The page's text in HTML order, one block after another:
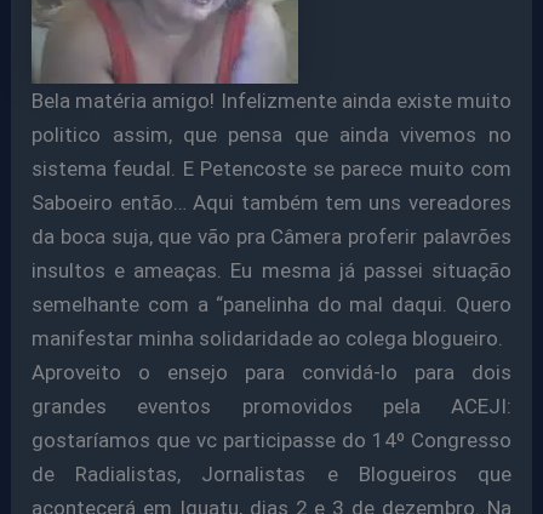
Bela matéria amigo! Infelizmente ainda existe muito
politico assim, que pensa que ainda vivemos no
sistema feudal. E Petencoste se parece muito com
Saboeiro então… Aqui também tem uns vereadores
da boca suja, que vão pra Câmera proferir palavrões
insultos e ameaças. Eu mesma já passei situação
semelhante com a “panelinha do mal daqui. Quero
manifestar minha solidaridade ao colega blogueiro.
Aproveito o ensejo para convidá-lo para dois
grandes eventos promovidos pela ACEJI:
gostaríamos que vc participasse do 14º Congresso
de Radialistas, Jornalistas e Blogueiros que
acontecerá em Iguatu, dias 2 e 3 de dezembro. Na